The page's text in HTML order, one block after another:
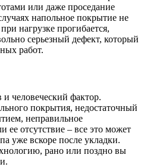
или даже проседание
напольное покрытие не
нагрузке прогибается,
серьезный дефект, который
работ.
и человеческий фактор.
покрытия, недостаточный
неправильное
ее отсутствие – все это может
уже вскоре после укладки.
рано или поздно вы